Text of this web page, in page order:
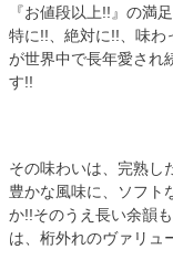
『お値段以上!!』の満
特に!!、絶対に!!、味わ
が世界中で長年愛され
す!!
その味わいは、完熟し
豊かな風味に、ソフト
か!!そのうえ長い余韻
は、桁外れのヴァリュ